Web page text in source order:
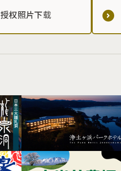
授权照片下载